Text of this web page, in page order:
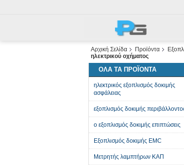
Αρχική Σελίδα Προϊόντα
ηλεκτρικού οχήματος
ΌΛΑ ΤΑ ΠΡΟΪΌΝΤΑ
ηλεκτρικός εξοπλισμός δοκιμής
ασφάλειας
εξοπλισμός δοκιμής
ο εξοπλισμός δοκιμής επιπτώσεις
Εξοπλισμός δοκιμής EMC
Μετρητής λαμπτήρων ΚΑΠ